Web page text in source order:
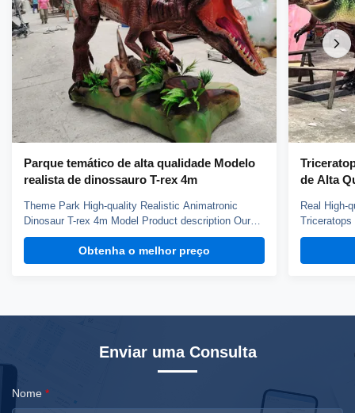
Parque temático de alta qualidade Modelo
realista de dinossauro T-rex 4m
Theme Park High-quality Realistic Animatronic
Dinosaur T-rex 4m Model Product description Our
animatronic dinos adopt high density sponge,
national standerd steel, durable motors and elastic
fiber silicone skin. Waterproof, resistant to high
Obtenha o melhor preço
de Alta
Real High-
fiber
Enviar uma Consulta
Nome *